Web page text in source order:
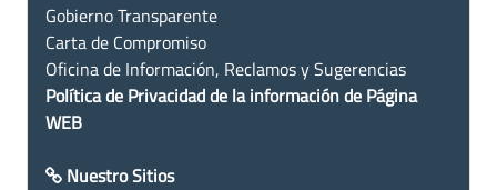
Gobierno Transparente
Carta de Compromiso
Oficina de Información, Reclamos y Sugerencias
Política de Privacidad de la información de Página
WEB
Nuestro Sitios